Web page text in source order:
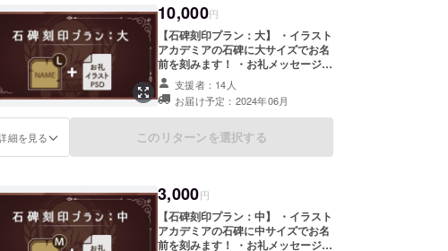
授業もご参加いただけます ※基本カ
リキュラムの内容は「キャラデザ、
デッサン、イラスト制作、人体解剖
学、ジェスチャードローイング、
フィルムスタディ」を予定しており
ます。 ※授業内容が変更される可能
性もございますのでご了承ください
参加の場合はイラストアカデミア在
校生と一緒に参加することになりま
い
10,000円
【石碑刻印プラン：大】 ・イラスト
アカデミアの石碑に大サイズでお名
前を刻みます！ ・お礼メッセージ付
き限定イラスト+PSDデータを提供
致します。 《備考欄》に刻んで欲し
いお名前を記載下さい。 ※HPとオン
ライン校舎の目立つ場所に支援者名
を刻んだ石碑を建て、イラストアカ
A4サイズのイラスト画像とレイヤー
構造を保存したPSDデータになりま
す。 ※リターン品の著作権及びその
他法的権利については、プロジェク
支援者：14人
お届け予定：2024年06月
細を見る このリターンを選択する
3,000円
【石碑刻印プラン：中】 ・イラスト
アカデミアの石碑に中サイズでお名
前を刻みます！ ・お礼メッセージ付